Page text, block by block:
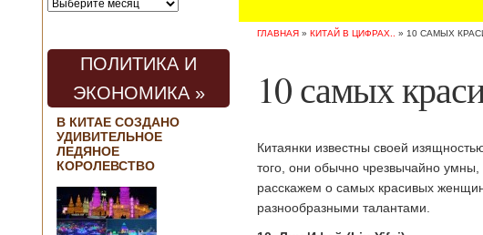
ПОЛИТИКА И
ЭКОНОМИКА »
В КИТАЕ СОЗДАНО
УДИВИТЕЛЬНОЕ
ЛЕДЯНОЕ
КОРОЛЕВСТВО
ГЛАВНАЯ » КИТАЙ В ЦИФРАХ.. » 10 САМЫХ
10 самых
Китаянки известны своей
того, они обычно чрезвычайно
расскажем о самых красивых
разнообразными талантами.